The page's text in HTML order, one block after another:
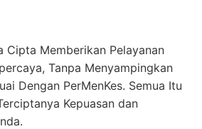
Cipta Memberikan Pelayanan
Tanpa Menyampingkan
Dengan PerMenKes. Semua Itu
Kepuasan dan